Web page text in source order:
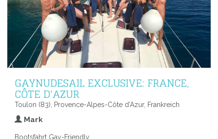
GAYNUDESAIL EXCLUSIVE: FRANCE,
CÔTE D'AZUR
Toulon (83), Provence-Alpes-Côte d’Azur, Frankreich
Mark
Bootsfahrt Gay-Friendly